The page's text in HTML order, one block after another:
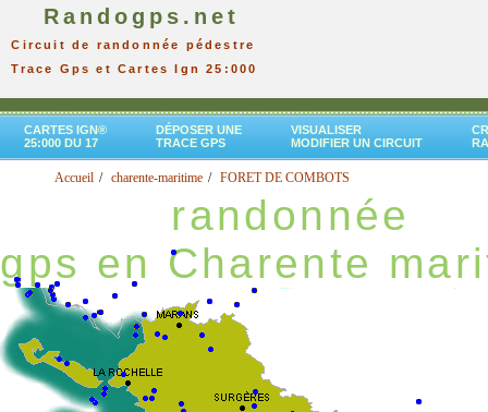
Randogps.net
Circuit de randonnée pédestre
Trace Gps et Cartes Ign 25:000
CARTES IGN®
25:000 DU 17
DÉPOSER UNE
TRACE GPS
VISUALISER
MODIFIER UN CIRCUIT
Accueil charente-maritime FORET DE COMBOTS
randonnée
gps en Charente